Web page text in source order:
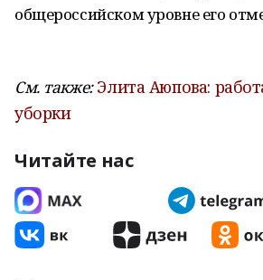
общероссийском уровне его
См. также: Элита Аюпова:
уборки
Читайте нас